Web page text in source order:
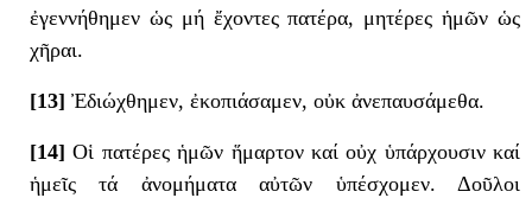
ἐγεννήθημεν ὡς μή ἔχοντες πατέρα, μητέρες ἡμῶν ὡς
χῆραι.
[13] Ἐδιώχθημεν, ἐκοπιάσαμεν, οὐκ ἀνεπαυσάμεθα.
[14]Οἱ πατέρες ἡμῶν ἥμαρτον καί οὐχ ὑπάρχουσιν καί
ἡμεῖς τά ἀνομήματα αὐτῶν ὑπέσχομεν. Δοῦλοι